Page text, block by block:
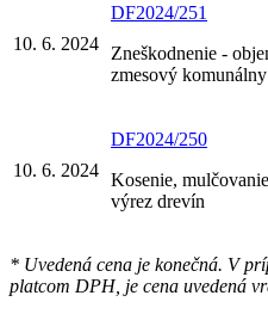
10. 6. 2024
DF2024/251
Zneškodnenie -
zmesový
10. 6. 2024
DF2024/250
Kosenie,
výrez drevín
* Uvedená cena je konečná. V
platcom DPH, je cena uvedená